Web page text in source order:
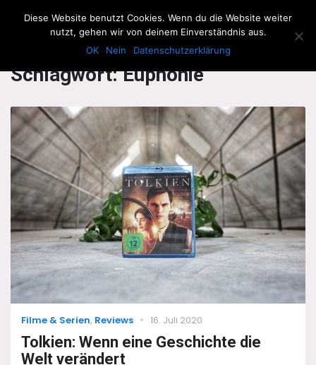
The Howling Men
Schlagwort:Euphonie
Categories
Filme & Serien, Reviews
Posted
16. Juli 2020
Tolkien: Wenn eine Geschichte die
Welt verändert
Diese Website benutzt Cookies. Wenn du die Website weiter
nutzt, gehen wir von deinem Einverständnis aus.
OK
Nein Datenschutzerklärung